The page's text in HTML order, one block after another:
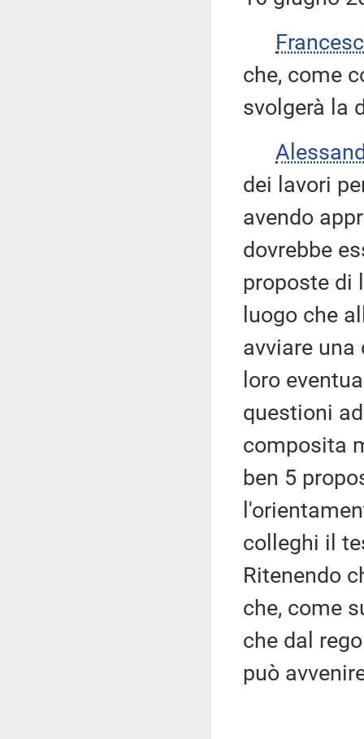
che, come
svolgerà la
dei lavori
avendo
dovrebbe
proposte di
luogo che
avviare una
loro
questioni
composita
ben 5
colleghi il
Ritenendo
che, come
che dal
può